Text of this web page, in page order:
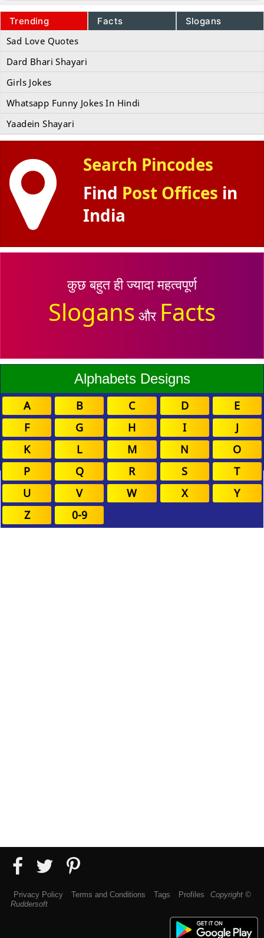
Trending Facts Slogans
Sad Love Quotes
Dard Bhari Shayari
Girls Jokes
Whatsapp Funny Jokes In Hindi
Yaadein Shayari
Search Pincodes
Find Post Offices in
India
कुछ बहुत ही ज्यादा महत्वपूर्ण
Slogans और Facts
Alphabets Designs
A B C D
E
F
G H I
J
K
L M N
O
P
Q R S
T
U
V W X
Y
Z
0-9
Privacy Policy Terms and Conditions Tags Profiles
Copyright ©
Ruddersoft